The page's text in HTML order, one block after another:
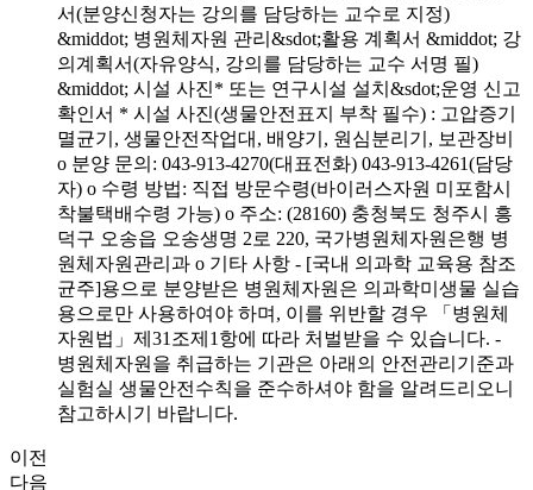
서(분양신청자는 강의를 담당하는 교수로 지정)
&middot; 병원체자원 관리&sdot;활용 계획서 &middot; 강
의계획서(자유양식, 강의를 담당하는 교수 서명 필)
&middot; 시설 사진* 또는 연구시설 설치&sdot;운영 신고
확인서 * 시설 사진(생물안전표지 부착 필수) : 고압증기
멸균기, 생물안전작업대, 배양기, 원심분리기, 보관장비
o 분양 문의: 043-913-4270(대표전화) 043-913-4261(담당
자) o 수령 방법: 직접 방문수령(바이러스자원 미포함시
착불택배수령 가능) o 주소: (28160) 충청북도 청주시 흥
덕구 오송읍 오송생명 2로 220, 국가병원체자원은행 병
원체자원관리과 o 기타 사항 - [국내 의과학 교육용 참조
균주]용으로 분양받은 병원체자원은 의과학미생물 실습
용으로만 사용하여야 하며, 이를 위반할 경우 「병원체
자원법」제31조제1항에 따라 처벌받을 수 있습니다. -
병원체자원을 취급하는 기관은 아래의 안전관리기준과
실험실 생물안전수칙을 준수하셔야 함을 알려드리오니
참고하시기 바랍니다.
이전
다음